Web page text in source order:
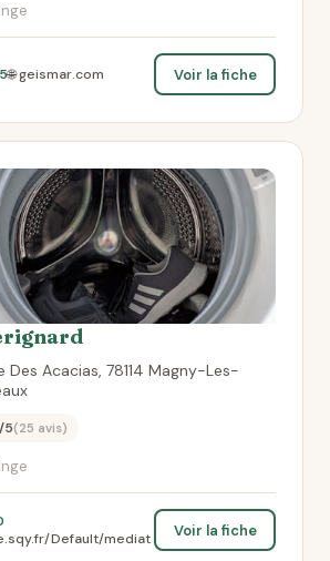
🌐 geismar.com Voir la fiche
Des Acacias, 78114 Magny-Les-
5(25 avis)
Default/mediat
Voir la fiche